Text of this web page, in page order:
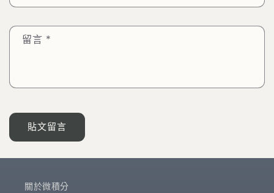
留言 *
關於微積分